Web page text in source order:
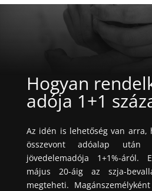
Hogyan
adója 1+1
Az idén is lehetőség van arra,
összevont adóalap után
jövedelemadója 1+1%-áról.
május 20-áig az szja-
megteheti.